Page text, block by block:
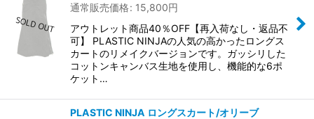
並び順 :
絞り込む
通常販売価格: 15,800円
アウトレット商品40％OFF【再入荷なし・返品不
可】 PLASTIC NINJAの人気の高かったロングス
カートのリメイクバージョンです。ガッシリした
コットンキャンバス生地を使用し、機能的な6ポ
ケット…
PLASTIC NINJA ロングスカート/オリーブ